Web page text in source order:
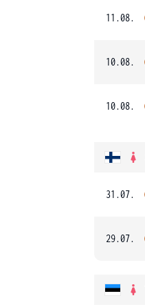
11.08.
10.08.
10.08.
31.07.
29.07.